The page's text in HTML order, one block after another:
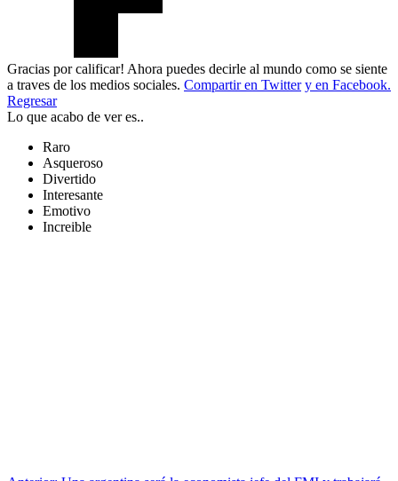
Gracias por calificar! Ahora puedes decirle al mundo como se siente
a traves de los medios sociales. Compartir en Twitter y en Facebook.
Regresar
Lo que acabo de ver es..
Raro
Asqueroso
Divertido
Interesante
Emotivo
Increible